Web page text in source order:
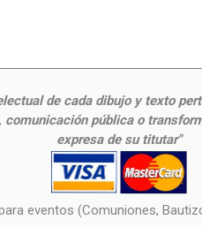
de cada dibujo y texto
pública o
expresa de su titutar"
eventos (Comuniones,